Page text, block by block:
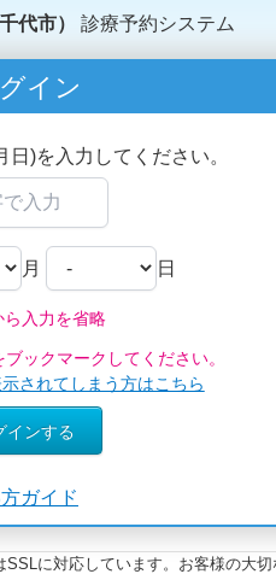
代市） 診療予約システム
イン
)を入力してください。
月 日
ら入力を省略
ックマークしてください。
されてしまう方はこちら
インする
ガイド
に対応しています。お客様の大切